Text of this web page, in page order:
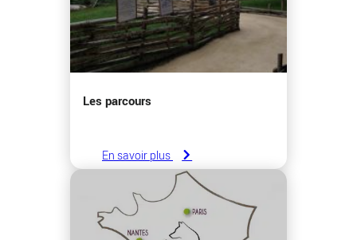
Les parcours
En savoir plus